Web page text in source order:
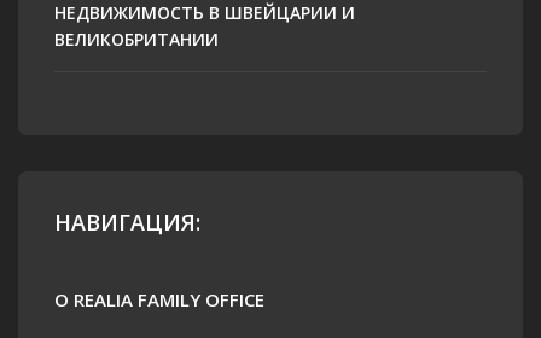
НЕДВИЖИМОСТЬ В ШВЕЙЦАРИИ И
ВЕЛИКОБРИТАНИИ
НАВИГАЦИЯ:
О REALIA FAMILY OFFICE